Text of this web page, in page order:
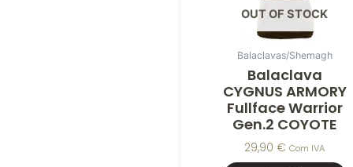
OUT OF STOCK
Balaclavas/Shemagh
Balaclava
CYGNUS ARMORY
Fullface Warrior
Gen.2 COYOTE
29,90€ Com IVA